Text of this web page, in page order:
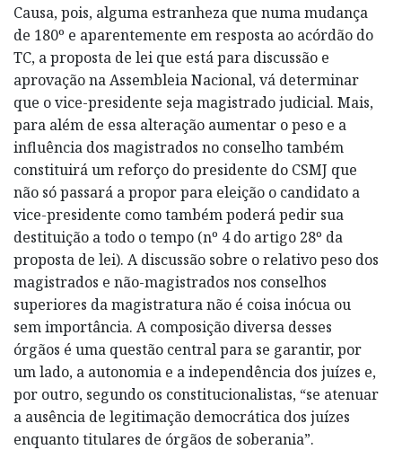
Causa, pois, alguma estranheza que numa mudança
de 180º e aparentemente em resposta ao acórdão do
TC, a proposta de lei que está para discussão e
aprovação na Assembleia Nacional, vá determinar
que o vice-presidente seja magistrado judicial. Mais,
para além de essa alteração aumentar o peso e a
influência dos magistrados no conselho também
constituirá um reforço do presidente do CSMJ que
não só passará a propor para eleição o candidato a
vice-presidente como também poderá pedir sua
destituição a todo o tempo (nº 4 do artigo 28º da
proposta de lei). A discussão sobre o relativo peso dos
magistrados e não-magistrados nos conselhos
superiores da magistratura não é coisa inócua ou
sem importância. A composição diversa desses
órgãos é uma questão central para se garantir, por
um lado, a autonomia e a independência dos juízes e,
por outro, segundo os constitucionalistas, “se atenuar
a ausência de legitimação democrática dos juízes
enquanto titulares de órgãos de soberania”.